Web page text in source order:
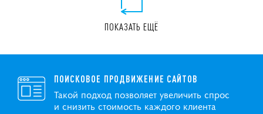
ПОКАЗАТЬ ЕЩЁ
ПОИСКОВОЕ ПРОДВИЖЕНИЕ САЙТОВ
Такой подход позволяет увеличить спрос
и снизить стоимость каждого клиента